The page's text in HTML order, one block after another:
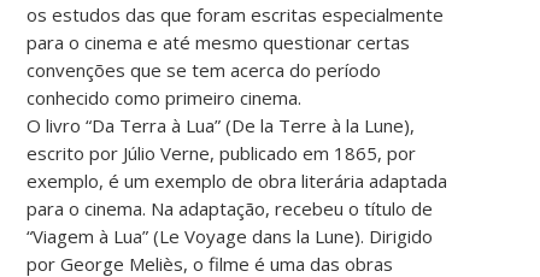
os estudos das que foram escritas especialmente
para o cinema e até mesmo questionar certas
convenções que se tem acerca do período
conhecido como primeiro cinema.
O livro “Da Terra à Lua” (De la Terre à la Lune),
escrito por Júlio Verne, publicado em 1865, por
exemplo, é um exemplo de obra literária adaptada
para o cinema. Na adaptação, recebeu o título de
“Viagem à Lua” (Le Voyage dans la Lune). Dirigido
por George Meliès, o filme é uma das obras